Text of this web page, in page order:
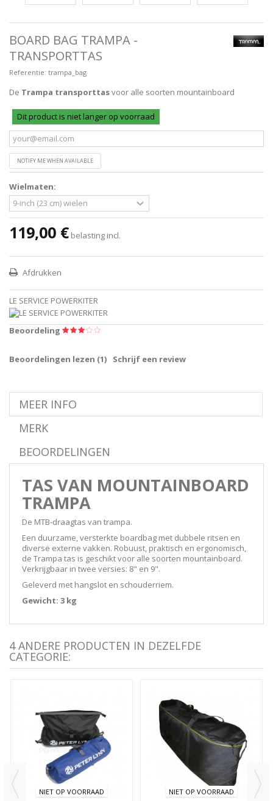
BOARD BAG TRAMPA -
TRANSPORTTAS
Referentie: trampa_bag
De Trampa transporttasvoor alle soorten mountainboard
Dit product is niet langer op voorraad
NOTIFY ME WHEN AVAILABLE
Wielmaten:
119,00 € belasting incl.
Afdrukken
LE SERVICE POWERKITER
Beoordeling
Beoordelingen lezen (1) Schrijf een review
MEER INFO
MERK
BEOORDELINGEN
TAS VAN MOUNTAINBOARD
TRAMPA
De MTB-draagtas van trampa.
Een duurzame, versterkte boardbag met dubbele ritsen en
diverse externe vakken. Robuust, praktisch en ergonomisch,
de Trampa tas is geschikt voor alle soorten mountainboard.
Verkrijgbaar in twee versies: 8" en 9".
Geleverd met hangslot en schouderriem.
Gewicht: 3 kg
4 ANDERE PRODUCTEN IN DEZELFDE
CATEGORIE:
NIET OP VOORRAAD NIET OP VOORRAAD